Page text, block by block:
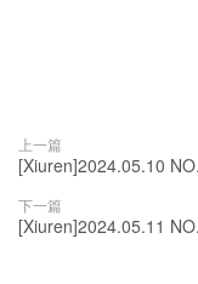
上一篇
[Xiuren]2024.05.10
下一篇
[Xiuren]2024.05.11